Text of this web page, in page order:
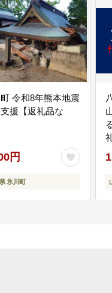
令和8年熊本地震
援【返礼品な
円
氷川町